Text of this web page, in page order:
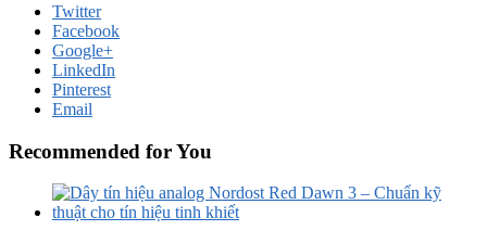
Twitter
Facebook
Google+
LinkedIn
Pinterest
Email
Recommended for You